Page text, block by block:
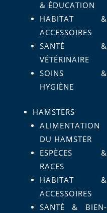
& ÉDUCATION
HABITAT &
ACCESSOIRES
SANTÉ &
VÉTÉRINAIRE
SOINS &
HYGIÈNE
HAMSTERS
ALIMENTATION
DU HAMSTER
ESPÈCES &
RACES
HABITAT &
ACCESSOIRES
SANTÉ & BIEN-